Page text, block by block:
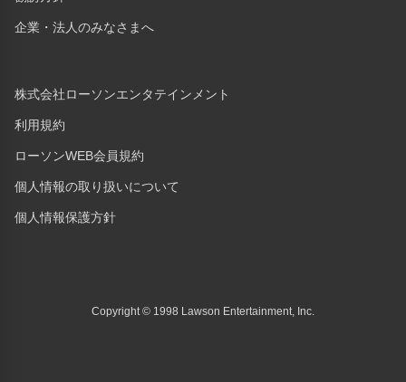
企業・法人のみなさまへ
株式会社ローソンエンタテインメント
利用規約
ローソンWEB会員規約
個人情報の取り扱いについて
個人情報保護方針
Copyright © 1998 Lawson Entertainment, Inc.